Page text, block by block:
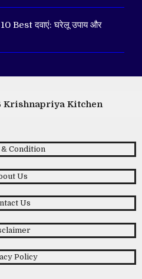
Best दवाएं: घरेलू उपाय और
Krishnapriya Kitchen
Condition
Us
Us
Policy